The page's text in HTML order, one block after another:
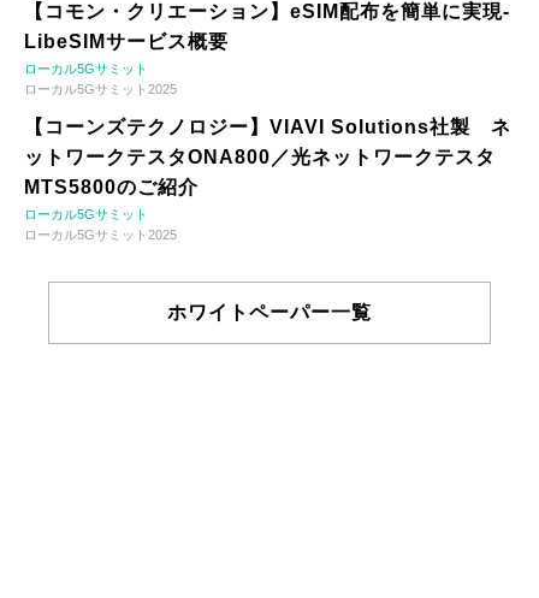
【コモン・クリエーション】eSIM配布を簡単に実現-
LibeSIMサービス概要
ローカル5Gサミット
ローカル5Gサミット2025
【コーンズテクノロジー】VIAVI Solutions社製 ネ
ットワークテスタONA800／光ネットワークテスタ
MTS5800のご紹介
ローカル5Gサミット
ローカル5Gサミット2025
ホワイトペーパー一覧